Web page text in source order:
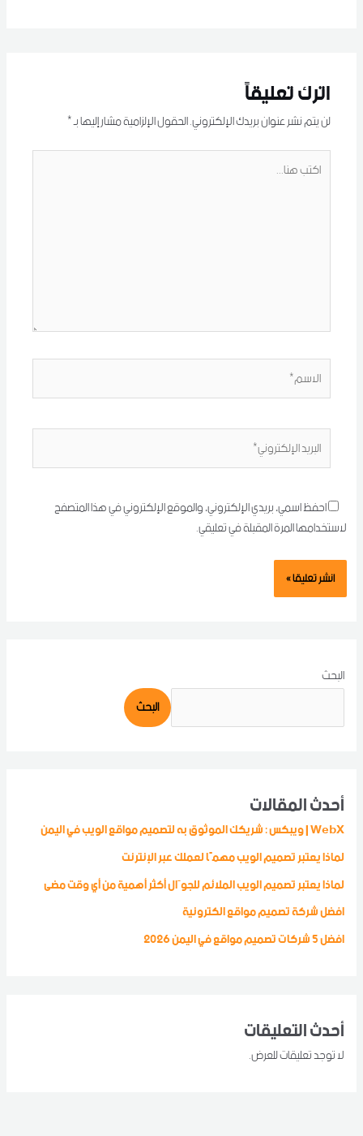
اترك تعليقاً
لن يتم نشر عنوان بريدك الإلكتروني.الحقول الإلزامية مشار إليها بـ*
هنا...
الإلكتروني*
احفظ اسمي، بريدي الإلكتروني، والموقع الإلكتروني في هذا المتصفح
لاستخدامها المرة المقبلة في تعليقي.
البحث
البحث
أحدث المقالات
WebX | ويبكس : شريكك الموثوق به لتصميم مواقع الويب في اليمن
لماذا يعتبر تصميم الويب مهمًا لعملك عبر الإنترنت
لماذا يعتبر تصميم الويب الملائم للجوّال أكثر أهمية من أي وقت مضى
افضل شركة تصميم مواقع الكترونية
افضل 5 شركات تصميم مواقع في اليمن 2026
أحدث التعليقات
لا توجد تعليقات للعرض.